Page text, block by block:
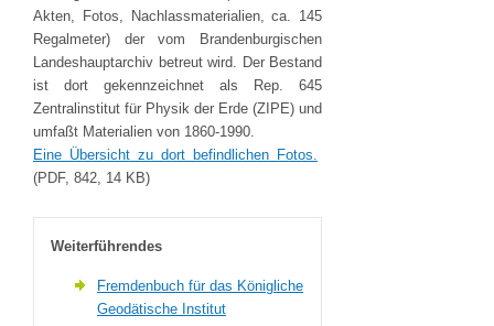
Akten, Fotos, Nachlassmaterialien, ca. 145
Regalmeter) der vom Brandenburgischen
Landeshauptarchiv betreut wird. Der Bestand
ist dort gekennzeichnet als Rep. 645
Zentralinstitut für Physik der Erde (ZIPE) und
umfaßt Materialien von 1860-1990.
Eine Übersicht zu dort befindlichen Fotos.
(PDF, 842, 14 KB)
Weiterführendes
Fremdenbuch für das Königliche
Geodätische Institut